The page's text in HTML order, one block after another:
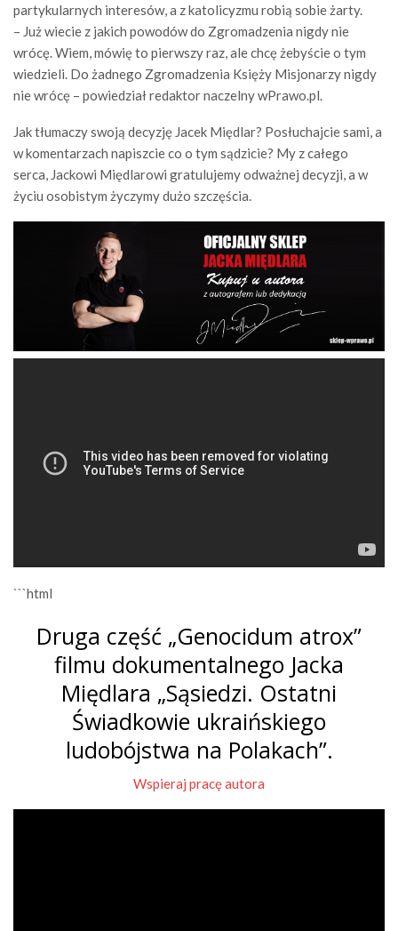
partykularnych interesów, a z katolicyzmu robią sobie żarty.
– Już wiecie z jakich powodów do Zgromadzenia nigdy nie
wrócę. Wiem, mówię to pierwszy raz, ale chcę żebyście o tym
wiedzieli. Do żadnego Zgromadzenia Księży Misjonarzy nigdy
nie wrócę – powiedział redaktor naczelny wPrawo.pl.
Jak tłumaczy swoją decyzję Jacek Międlar? Posłuchajcie sami, a
w komentarzach napiszcie co o tym sądzicie? My z całego
serca, Jackowi Międlarowi gratulujemy odważnej decyzji, a w
życiu osobistym życzymy dużo szczęścia.
```html
Druga część „Genocidum atrox”
filmu dokumentalnego Jacka
Międlara „Sąsiedzi. Ostatni
Świadkowie ukraińskiego
ludobójstwa na Polakach”.
Wspieraj pracę autora